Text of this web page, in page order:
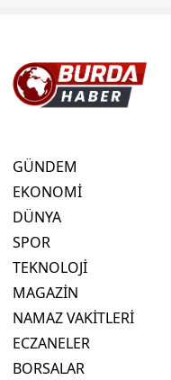
GÜNDEM
EKONOMİ
DÜNYA
SPOR
TEKNOLOJİ
MAGAZİN
NAMAZ VAKİTLERİ
ECZANELER
BORSALAR